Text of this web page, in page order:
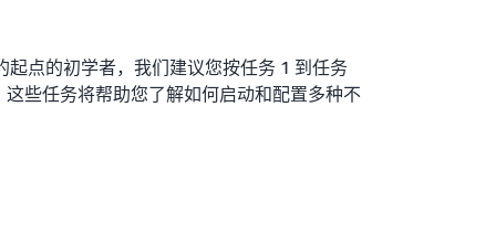
起点的初学者，我们建议您按任务 1 到任务
些任务将帮助您了解如何启动和配置多种不